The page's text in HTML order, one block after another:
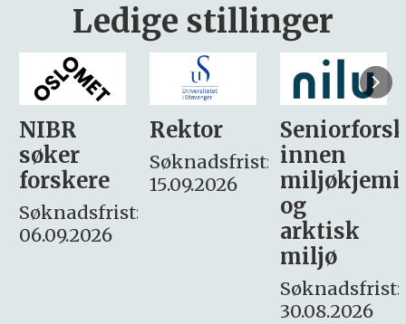
Ledige stillinger
Rektor
Søknadsfrist:
15.09.2026
Seniorforsker
innen
miljøkjemi
søker
– fast
Søknadsfrist:
16. august.